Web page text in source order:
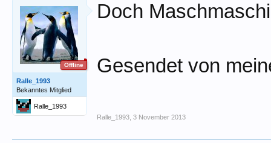
Offline
Ralle_1993
Bekanntes Mitglied
Ralle_1993
Doch
Gesendet von
Ralle_1993 3 November 2013